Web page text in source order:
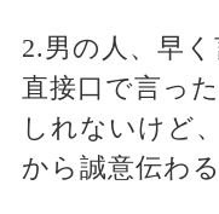
2.男の人、早
直接口で言っ
しれないけど
から誠意伝わ